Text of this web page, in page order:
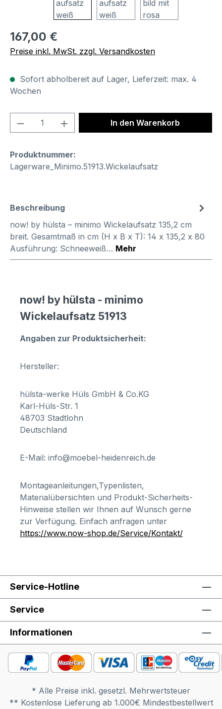
Regulärer Preis:
167,00 €
Preise inkl. MwSt. zzgl. Versandkosten
Sofort abholbereit auf Lager, Lieferzeit: max. 4
Wochen
Produkt Anzahl: Gib denIn den Warenkorb
Produktnummer:
Lagerware_Minimo.51913.Wickelaufsatz
Beschreibung
now! by hülsta – minimo Wickelaufsatz 135,2 cm
breit. Gesamtmaß in cm (H x B x T): 14 x 135,2 x 80
Ausführung: Schneeweiß… Mehr
now! by hülsta - minimo
Wickelaufsatz 51913
Angaben zur Produktsicherheit:
Hersteller:
hülsta-werke Hüls GmbH & Co.KG
Karl-Hüls-Str. 1
48703 Stadtlohn
Deutschland
E-Mail: info@moebel-heidenreich.de
Montageanleitungen,Typenlisten,
Materialübersichten und Produkt-Sicherheits-
Hinweise stellen wir Ihnen auf Wunsch gerne
zur Verfügung. Einfach anfragen unter
https://www.now-shop.de/Service/Kontakt/
Service-Hotline
Service
Informationen
* Alle Preise inkl. gesetzl. Mehrwertsteuer
** Kostenlose Lieferung ab 1.000€ Mindestbestellwert